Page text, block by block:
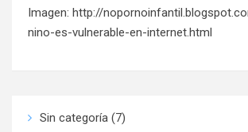
Imagen: http://
nino-es-vulnerable-en-internet.html
Sin categoría (7)